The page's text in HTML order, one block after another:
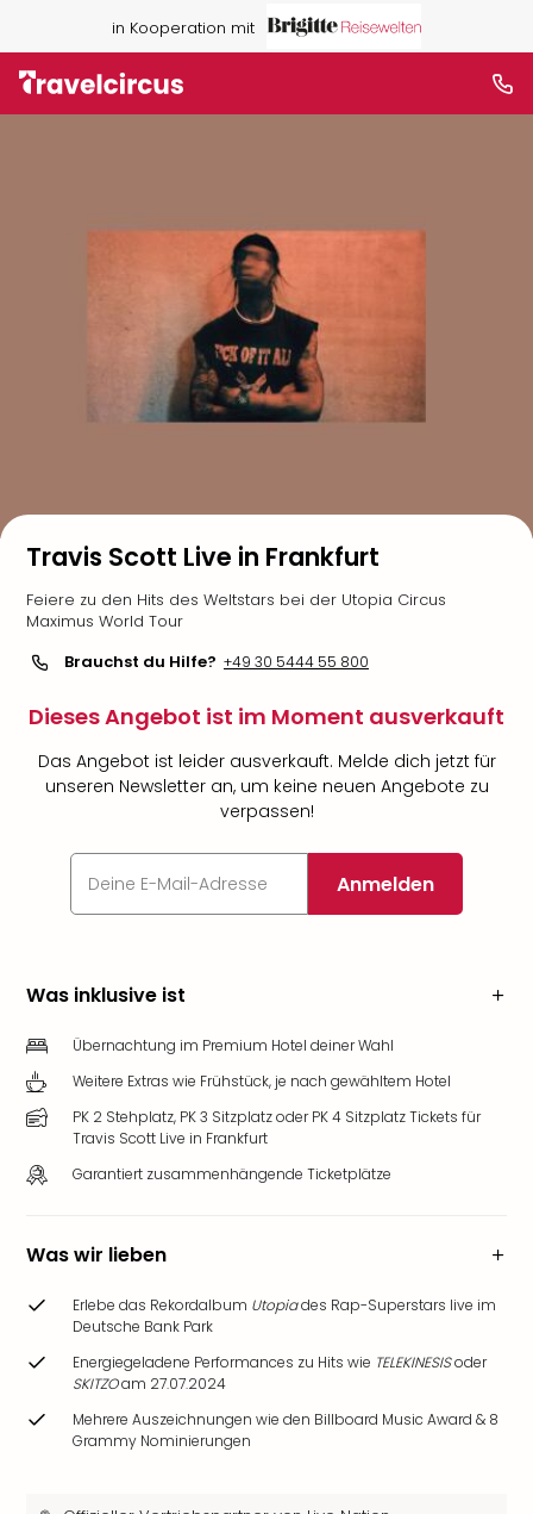
in Kooperation mit
Travis Scott Live in Frankfurt
Feiere zu den Hits des Weltstars bei der Utopia Circus
Maximus World Tour
Brauchst du Hilfe? +49 30 5444 55 800
Dieses Angebot ist im Moment ausverkauft
Das Angebot ist leider ausverkauft. Melde dich jetzt für
unseren Newsletter an, um keine neuen Angebote zu
verpassen!
Anmelden
Was inklusive ist
Übernachtung im Premium Hotel deiner Wahl
Weitere Extras wie Frühstück, je nach gewähltem Hotel
PK 2 Stehplatz, PK 3 Sitzplatz oder PK 4 Sitzplatz Tickets für
Travis Scott Live in Frankfurt
Garantiert zusammenhängende Ticketplätze
Was wir lieben
Erlebe das Rekordalbum Utopiades Rap-Superstars live im
Deutsche Bank Park
Energiegeladene Performances zu Hits wie TELEKINESISoder
SKITZOam 27.07.2024
Mehrere Auszeichnungen wie den Billboard Music Award & 8
Grammy Nominierungen